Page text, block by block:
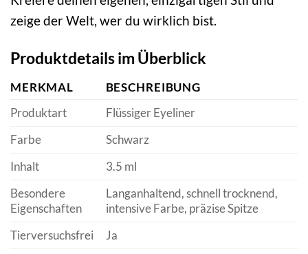
zeige der Welt, wer du wirklich bist.
Produktdetails im Überblick
MERKMAL
BESCHREIBUNG
Produktart
Flüssiger Eyeliner
Farbe
Schwarz
Inhalt
3.5 ml
Besondere
Eigenschaften
Langanhaltend, schnell trocknend,
intensive Farbe, präzise Spitze
Tierversuchsfrei
Ja